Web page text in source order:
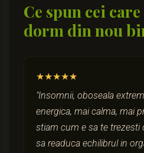
Ce spun cei care
dorm din nou
★★★★★
"Insomnii, oboseala
energica, mai calma, mai
stiam cum e sa te trezesti
sa readuca echilibrul in